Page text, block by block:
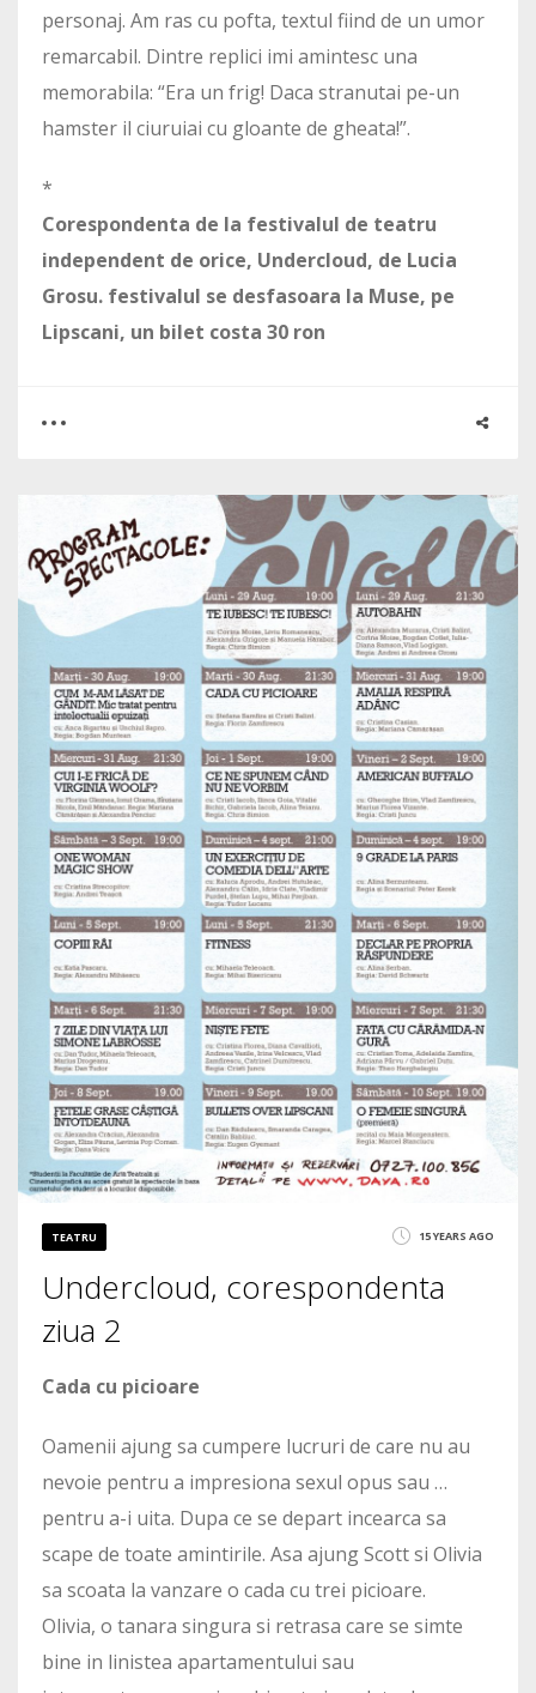
personaj. Am ras cu pofta, textul fiind de un umor
remarcabil. Dintre replici imi amintesc una
memorabila: “Era un frig! Daca stranutai pe-un
hamster il ciuruiai cu gloante de gheata!”.
*
Corespondenta de la festivalul de teatru
independent de orice, Undercloud, de Lucia
Grosu. festivalul se desfasoara la Muse, pe
Lipscani, un bilet costa 30 ron
2261
TEATRU 15 YEARS AGO
Undercloud, corespondenta
ziua 2
Cada cu picioare
Oamenii ajung sa cumpere lucruri de care nu au
nevoie pentru a impresiona sexul opus sau …
pentru a-i uita. Dupa ce se depart incearca sa
scape de toate amintirile. Asa ajung Scott si Olivia
sa scoata la vanzare o cada cu trei picioare.
Olivia, o tanara singura si retrasa care se simte
bine in linistea apartamentului sau